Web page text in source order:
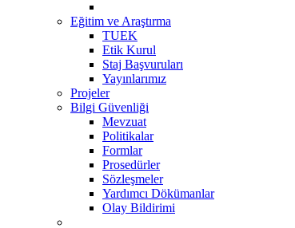
Eğitim ve Araştırma
TUEK
Etik Kurul
Staj Başvuruları
Yayınlarımız
Projeler
Bilgi Güvenliği
Mevzuat
Politikalar
Formlar
Prosedürler
Sözleşmeler
Yardımcı Dökümanlar
Olay Bildirimi